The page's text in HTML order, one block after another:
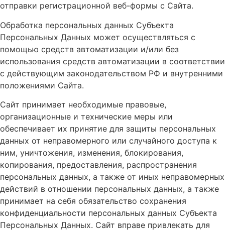
отправки регистрационной веб-формы с Сайта.
Обработка персональных данных Субъекта
Персональных Данных может осуществляться с
помощью средств автоматизации и/или без
использования средств автоматизации в соответствии
с действующим законодательством РФ и внутренними
положениями Сайта.
Сайт принимает необходимые правовые,
организационные и технические меры или
обеспечивает их принятие для защиты персональных
данных от неправомерного или случайного доступа к
ним, уничтожения, изменения, блокирования,
копирования, предоставления, распространения
персональных данных, а также от иных неправомерных
действий в отношении персональных данных, а также
принимает на себя обязательство сохранения
конфиденциальности персональных данных Субъекта
Персональных Данных. Сайт вправе привлекать для